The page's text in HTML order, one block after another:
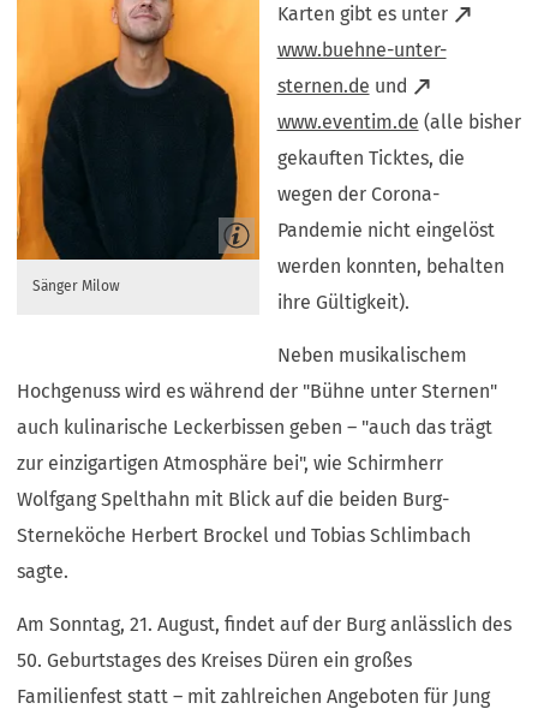
Sänger Milow
Karten gibt es unter
www.buehne-unter-
sternen.de
(Öffnet
einem
neuen
Tab)
und
www.eventim.de
(Öffnet
einem
neuen
Tab)
(alle bisher
gekauften Ticktes, die
wegen der Corona-
Pandemie nicht eingelöst
werden konnten, behalten
ihre Gültigkeit).
Neben musikalischem
Hochgenuss wird es während der "Bühne unter Sternen"
auch kulinarische Leckerbissen geben – "auch das trägt
zur einzigartigen Atmosphäre bei", wie Schirmherr
Wolfgang Spelthahn mit Blick auf die beiden Burg-
Sterneköche Herbert Brockel und Tobias Schlimbach
sagte.
Am Sonntag, 21. August, findet auf der Burg anlässlich des
50. Geburtstages des Kreises Düren ein großes
Familienfest statt – mit zahlreichen Angeboten für Jung